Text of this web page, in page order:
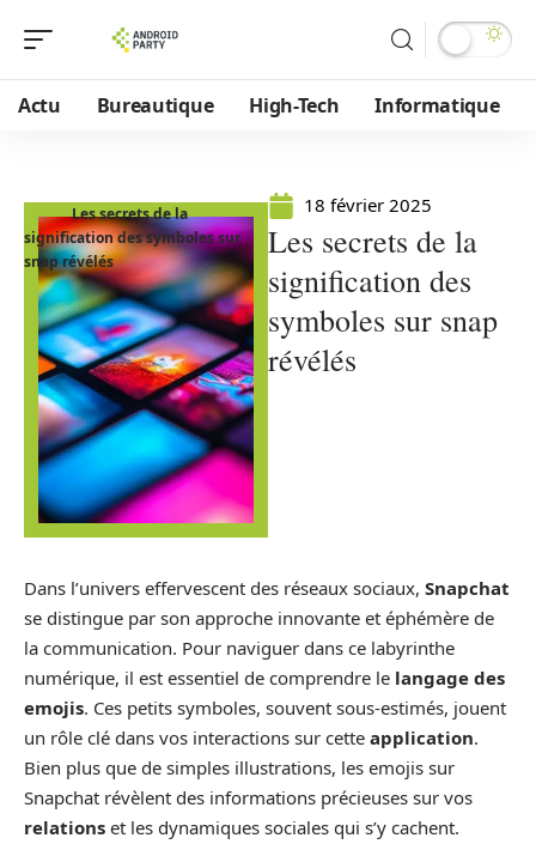
Actu Bureautique High-Tech Informatique
Les secrets de la
signification des symboles sur
snap révélés
18 février 2025
Les secrets de la
signification des
symboles sur snap
révélés
Dans l’univers effervescent des réseaux sociaux, Snapchat
se distingue par son approche innovante et éphémère de
la communication. Pour naviguer dans ce labyrinthe
numérique, il est essentiel de comprendre le langage des
emojis. Ces petits symboles, souvent sous-estimés, jouent
un rôle clé dans vos interactions sur cette application.
Bien plus que de simples illustrations, les emojis sur
Snapchat révèlent des informations précieuses sur vos
relations et les dynamiques sociales qui s’y cachent.